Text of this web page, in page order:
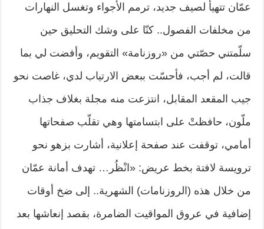
عمّان تتهيأ لصيف جديد، ترمم الأجواء وتغسل النهارات
من مخلفات الفصول.. كنّا على وشك التحليق حين
سلّمتني حصّتي من «روزنامة» التقويم، وأفضت لي بما
قالت، لم أجب، فأحسّت ببعض الارتياب لدي، غاصت نحو
جيب المقعد المقابل، انتزعت منه مجلة بغلاف جذاب
ملّون، حافظتْ على ابتسامتها وهي تقلّب صفحاتها
أمامي، توقفت عند صفحة إعلانية، أشارت بزهو نحو
ترويسة لافتة بخط عريض: «انْظُر… تهدف أمانة عمّان
من خلال هذه (الروزنامات) الشهرية.. إلى ضخ أوقات
إضافية في عروق المواقيت الضامرة، بقصد إنعاشها بعد